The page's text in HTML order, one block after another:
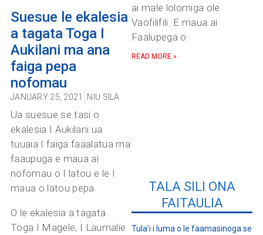
Suesue le ekalesia
a tagata Toga I
Aukilani ma ana
faiga pepa
nofomau
JANUARY 25, 2021 NIU SILA
Ua suesue se tasi o
ekalesia I Aukilani ua
tuuaia I faiga faaalatua ma
faaupuga e maua ai
nofomau o I latou e le I
maua o latou pepa
O le ekalesia a tagata
Toga I Magele, I Laumalie
ai male lolomiga ole
Vaofilifili. E maua ai
Faalupega o
READ MORE »
TALA SILI ONA
FAITAULIA
Tula’i i luma o le faamasinoga se